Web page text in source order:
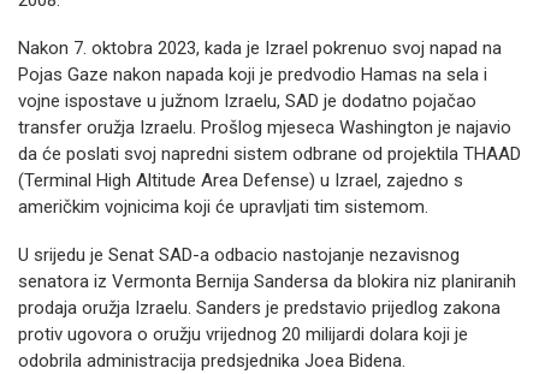
Nakon 7. oktobra 2023, kada je Izrael pokrenuo svoj napad na
Pojas Gaze nakon napada koji je predvodio Hamas na sela i
vojne ispostave u južnom Izraelu, SAD je dodatno pojačao
transfer oružja Izraelu. Prošlog mjeseca Washington je najavio
da će poslati svoj napredni sistem odbrane od projektila THAAD
(Terminal High Altitude Area Defense) u Izrael, zajedno s
američkim vojnicima koji će upravljati tim sistemom.
U srijedu je Senat SAD-a odbacio nastojanje nezavisnog
senatora iz Vermonta Bernija Sandersa da blokira niz planiranih
prodaja oružja Izraelu. Sanders je predstavio prijedlog zakona
protiv ugovora o oružju vrijednog 20 milijardi dolara koji je
odobrila administracija predsjednika Joea Bidena.